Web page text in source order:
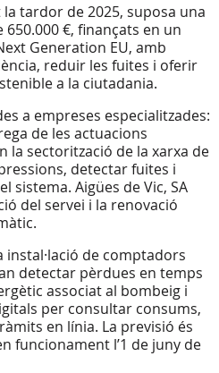
tardor de 2025, suposa una
€, finançats en un
Generation EU, amb
reduir les fuites i oferir
a la ciutadania.
a empreses especialitzades:
de les actuacions
la sectorització de la xarxa de
detectar fuites i
sistema. Aigües de Vic, SA
del servei i la renovació
instal·lació de comptadors
detectar pèrdues en temps
associat al bombeig i
per consultar consums,
en línia. La previsió és
funcionament l’1 de juny de